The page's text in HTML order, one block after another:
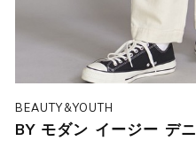
BEAUTY&YOUTH
BY モダン イージー デ